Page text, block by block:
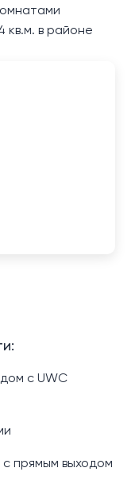
кв.м. в районе
с UWC
с прямым выходом